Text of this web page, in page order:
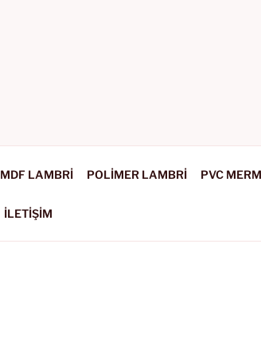
MDF LAMBRİ POLİMER LAMBRİ PVC
İLETİŞİM